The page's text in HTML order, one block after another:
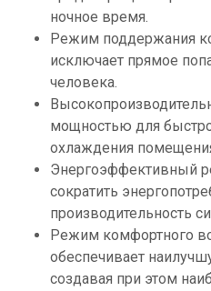
ночное время.
Режим поддержания
исключает прямое
человека.
мощностью для
охлаждения
Энергоэффективный
сократить
производительность
Режим комфортного
обеспечивает
создавая при этом